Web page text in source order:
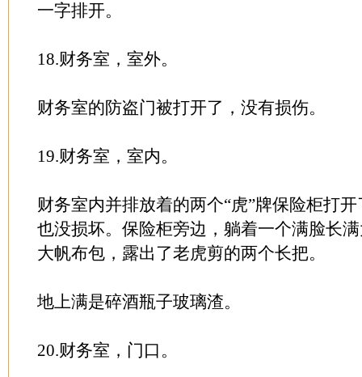
一字排开。
18.财务室，室外。
财务室的防盗门被打开了，没有损伤。
19.财务室，室内。
财务室内并排放着的两个“虎”牌保险柜打
也没损坏。保险柜旁边，躺着一个满脸长
大帆布包，露出了老虎剪的两个长把。
地上满是碎酒瓶子玻璃渣。
20.财务室，门口。